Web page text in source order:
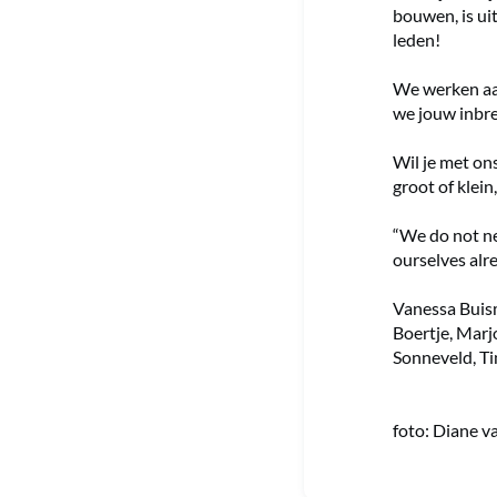
bouwen, is
leden!
We werken
we jouw
Wil je met
groot of
“We do not
ourselves
Vanessa
Boertje,
Sonneveld,
foto: Diane